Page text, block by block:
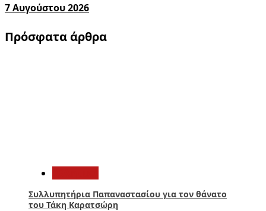
7 Αυγούστου 2026
Πρόσφατα άρθρα
Συλλυπητήρια Παπαναστασίου για τον θάνατο
του Τάκη Καρατσώρη